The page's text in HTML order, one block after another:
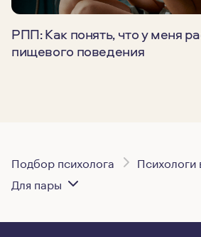
РПП: Как понять, что у меня
пищевого поведения
Подбор психолога
Психологи
Для пары